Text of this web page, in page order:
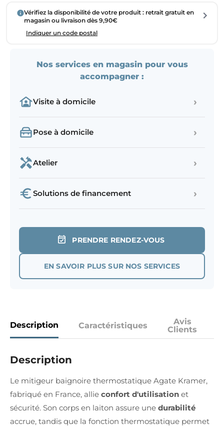
Vérifiez la disponibilité de votre produit : retrait gratuit en
magasin ou livraison dès 9,90€
Indiquer un code postal
Nos services en magasin pour vous
accompagner :
Visite à domicile ›
Pose à domicile ›
Atelier ›
Solutions de financement ›
PRENDRE RENDEZ-VOUS
EN SAVOIR PLUS SUR NOS SERVICES
Description Caractéristiques
Avis
Clients
Description
Le mitigeur baignoire thermostatique Agate Kramer,
fabriqué en France, allie confort d'utilisation et
sécurité. Son corps en laiton assure une durabilité
accrue, tandis que la fonction thermostatique permet